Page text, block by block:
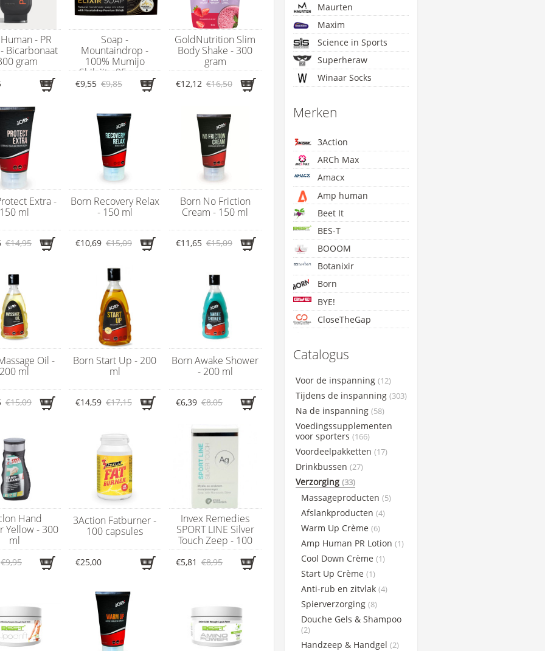
- PR
Bicarbonaat
gram
Soap -
Mountaindrop -
100% Mumijo
Shilajit - 95 gram
€9,55 €9,85
GoldNutrition Slim
Body Shake - 300
gram
€12,12 €16,50
Extra -
150 ml
€14,95
Born Recovery Relax
- 150 ml
€10,69 €15,09
Born No Friction
Cream - 150 ml
€11,65 €15,09
Oil -
200 ml
€15,09
Born Start Up - 200
ml
€14,59 €17,15
Born Awake Shower
- 200 ml
€6,39 €8,05
Hand
Yellow - 300
ml
€9,95
3Action Fatburner -
100 capsules
€25,00
Invex Remedies
SPORT LINE Silver
Touch Zeep - 100
gram
€5,81 €8,95
Maurten
Maxim
Science in Sports
Superheraw
Winaar Socks
Merken
3Action
ARCh Max
Amacx
Amp human
Beet It
BES-T
BOOOM
Botanixir
Born
BYE!
CloseTheGap
Cyclon
GoldNutrition
Lightning Endurance
Maxim
Maurten
NamedSport
PowerBar
Qwin
Science in Sports
Sportsbalm
Superheraw
Taste of Nature
WCUP
Winaar Socks
X-Nutri
Catalogus
Voor de inspanning (12)
Tijdens de inspanning (303)
Na de inspanning (58)
Voedingssupplementen
voor sporters (166)
Voordeelpakketten (17)
Drinkbussen (27)
Verzorging (33)
Massageproducten (5)
Afslankproducten (4)
Warm Up Crème (6)
Amp Human PR Lotion (1)
Cool Down Crème (1)
Start Up Crème (1)
Anti-rub en zitvlak (4)
Spierverzorging (8)
Douche Gels & Shampoo
(2)
Handzeep & Handgel (2)